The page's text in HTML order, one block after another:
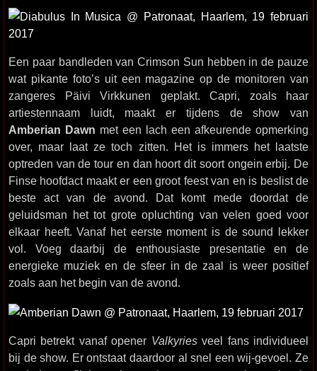
Een paar bandleden van Crimson Sun hebben in de pauze
wat pikante foto’s uit een magazine op de monitoren van
zangeres Päivi Virkkunen geplakt. Capri, zoals haar
artiestennaam luidt, maakt er tijdens de show van
Amberian Dawn met een lach een afkeurende opmerking
over, maar laat ze toch zitten. Het is immers het laatste
optreden van de tour en dan hoort dit soort ongein erbij. De
Finse hoofdact maakt er een groot feest van en is beslist de
beste act van de avond. Dat komt mede doordat de
geluidsman het tot grote opluchting van velen goed voor
elkaar heeft. Vanaf het eerste moment is de sound lekker
vol. Voeg daarbij de enthousiaste presentatie en de
energieke muziek en de sfeer in de zaal is weer positief
zoals aan het begin van de avond.
Capri betrekt vanaf opener Valkyriesveel fans individueel
bij de show. Er ontstaat daardoor al snel een wij-gevoel. Ze